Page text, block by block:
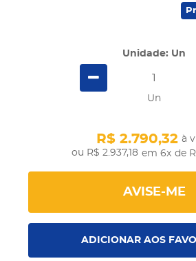
Unidade: Un
Un
R$ 2.937,18
R$ 2.790,32 à
em 6x de
AVISE-ME
ADICIONAR AOS